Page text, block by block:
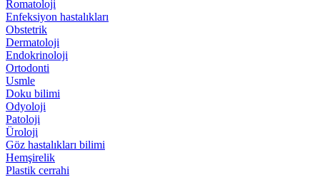
Romatoloji
Enfeksiyon hastalıkları
Obstetrik
Dermatoloji
Endokrinoloji
Ortodonti
Usmle
Doku bilimi
Odyoloji
Patoloji
Üroloji
Göz hastalıkları bilimi
Hemşirelik
Plastik cerrahi